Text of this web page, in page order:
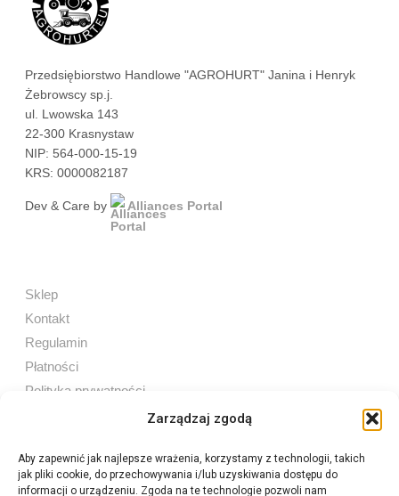
Zarządzaj zgodą
Aby zapewnić jak najlepsze wrażenia, korzystamy z technologii, takich
jak pliki cookie, do przechowywania i/lub uzyskiwania dostępu do
informacji o urządzeniu. Zgoda na te technologie pozwoli nam
Przedsiębiorstwo Handlowe "AGROHURT" Janina i Henryk
Żebrowscy sp.j.
ul. Lwowska 143
22-300 Krasnystaw
NIP: 564-000-15-19
KRS: 0000082187
Dev & Care by Alliances Portal
Sklep
Kontakt
Regulamin
Płatności
Polityka prywatności
Sprzedaż internetowa